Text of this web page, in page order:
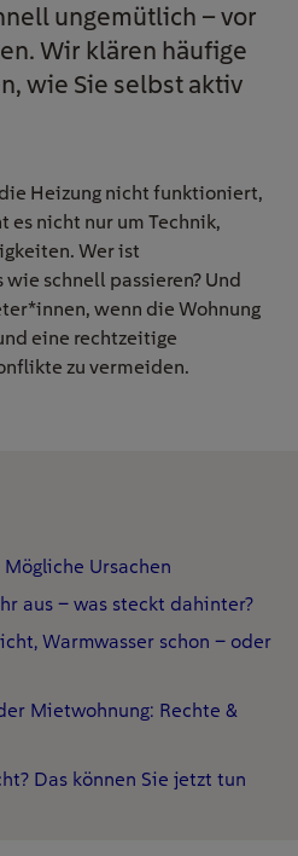
ungemütlich – vor
Wir klären häufige
wie Sie selbst aktiv
Heizung nicht funktioniert,
es nicht nur um Technik,
Wer ist
schnell passieren? Und
wenn die Wohnung
eine rechtzeitige
zu vermeiden.
Ursachen
aus – was steckt dahinter?
Warmwasser schon – oder
Mietwohnung: Rechte &
Das können Sie jetzt tun